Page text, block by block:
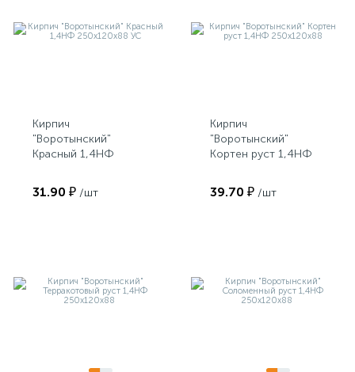
Кирпич
"Воротынский"
Красный 1,4НФ
31.90 ₽ /шт
Кирпич
"Воротынский"
Кортен руст 1,4НФ
39.70 ₽ /шт